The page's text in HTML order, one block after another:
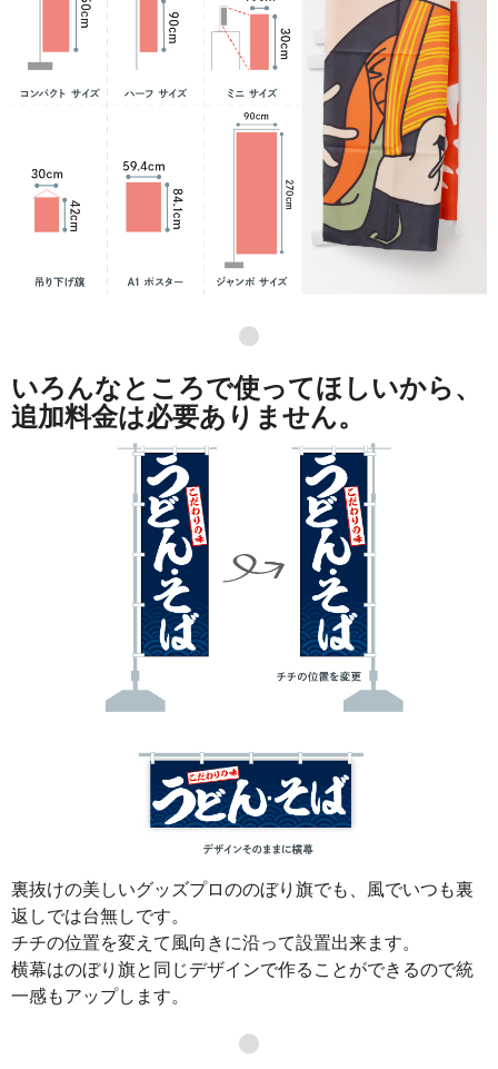
●
いろんなところで使ってほしいから、
追加料金は必要ありません。
裏抜けの美しいグッズプロののぼり旗でも、風でいつも裏
返しでは台無しです。
チチの位置を変えて風向きに沿って設置出来ます。
横幕はのぼり旗と同じデザインで作ることができるので統
一感もアップします。
●